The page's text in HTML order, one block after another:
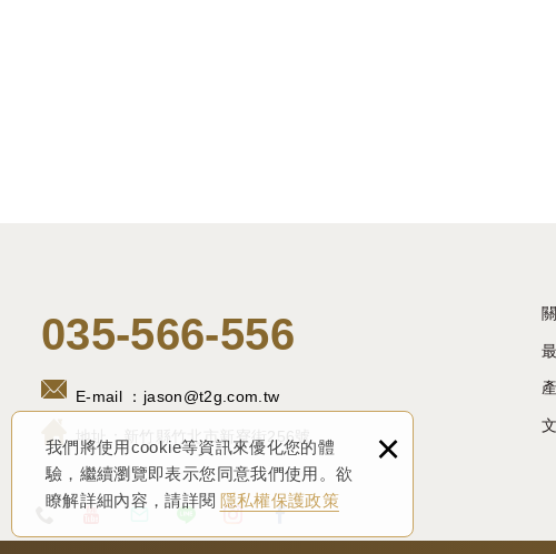
我們將使用cookie等資訊來優化您的體
驗，繼續瀏覽即表示您同意我們使用。欲
瞭解詳細內容，請詳閱 隱私權保護政策
×
035-566-556
E-mail ： jason@t2g.com.tw
地址：新竹縣竹北市新寮街256號